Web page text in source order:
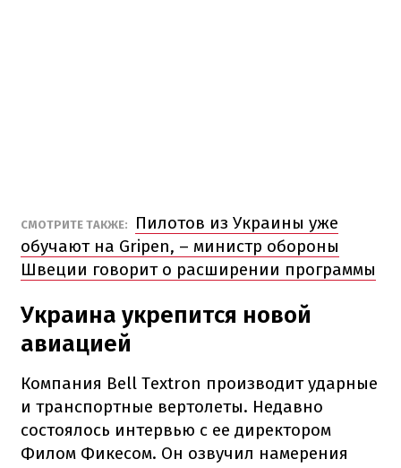
СМОТРИТЕ ТАКЖЕ:
Пилотов из Украины уже
обучают на Gripen, – министр обороны
Швеции говорит о расширении программы
Украина укрепится новой
авиацией
Компания Bell Textron производит ударные
и транспортные вертолеты. Недавно
состоялось интервью с ее директором
Филом Фикесом. Он озвучил намерения